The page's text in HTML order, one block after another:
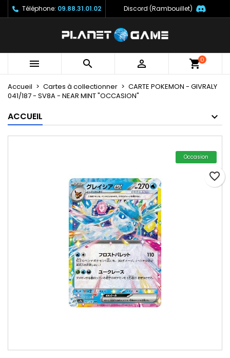
Téléphone: 09.88.31.01.02 Discord (Rambouillet)
   0
Accueil Cartes à collectionner
CARTE POKEMON - GIVRALY
041/187 - SV8A - NEAR MINT "OCCASION"
ACCUEIL
Occasion
favorite_border
Mes listes ×
Créer une nouvelle liste
Créer une liste d'envies ×
Nom de la liste d'envies
Annuler Créer une liste d'envies
Connexion ×
à votre liste d'envies.
Annuler Connexion